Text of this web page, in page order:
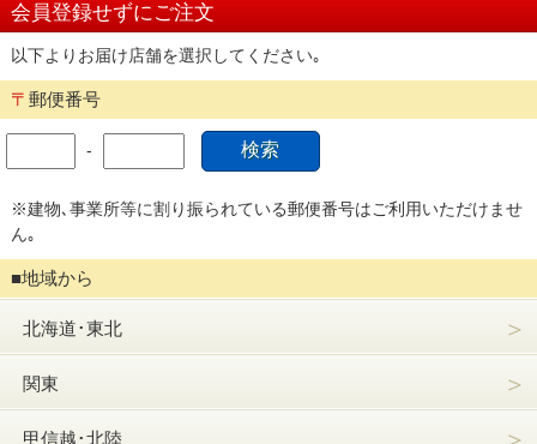
会員登録せずにご注文
以下よりお届け店舗を選択してください｡
〒 郵便番号
-
※建物､事業所等に割り振られている郵便番号はご利用いただけませ
ん｡
■地域から
北海道･東北 ＞
関東 ＞
甲信越･北陸